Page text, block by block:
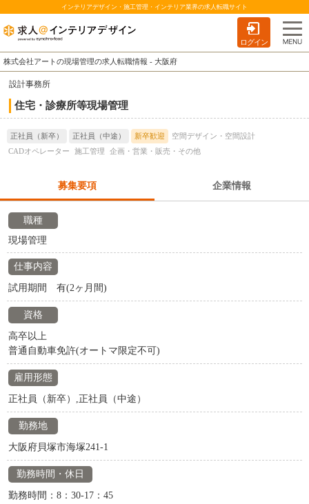
インテリアデザイン・施工管理・インテリア業界の求人転職サイト
ログイン
株式会社アートの現場管理の求人転職情報 - 大阪府
設計事務所
住宅・診療所等現場管理
正社員（新卒） 正社員（中途） 新卒歓迎
空間デザイン・空間設計
CADオペレーター
施工管理 企画・営業・販売・その他
募集要項 企業情報
職種
現場管理
仕事内容
試用期間 有(2ヶ月間)
資格
高卒以上
普通自動車免許(オートマ限定不可)
雇用形態
正社員（新卒）,正社員（中途）
勤務地
大阪府貝塚市海塚241-1
勤務時間・休日
勤務時間：8：30-17：45